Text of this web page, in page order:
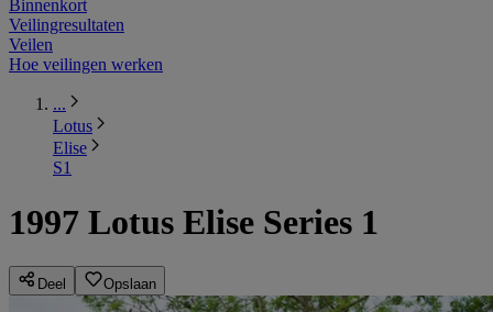
Binnenkort
Veilingresultaten
Veilen
Hoe veilingen werken
...
Lotus
Elise
S1
1997 Lotus Elise Series 1
Deel Opslaan